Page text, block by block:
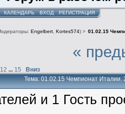
КАЛЕНДАРЬ ВХОД РЕГИСТРАЦИЯ
Engelbert, Kortes574) > 01.02.15
«
12 15 Вниз
Тема: 01.02.15 Чемпионат
и 1 Гость